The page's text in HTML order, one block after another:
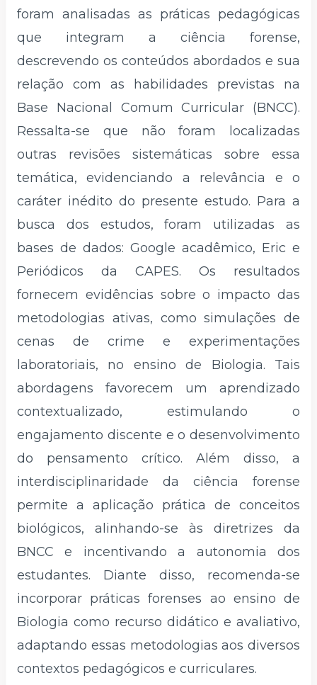
foram analisadas as práticas pedagógicas
que integram a ciência forense,
descrevendo os conteúdos abordados e sua
relação com as habilidades previstas na
Base Nacional Comum Curricular (BNCC).
Ressalta-se que não foram localizadas
outras revisões sistemáticas sobre essa
temática, evidenciando a relevância e o
caráter inédito do presente estudo. Para a
busca dos estudos, foram utilizadas as
bases de dados: Google acadêmico, Eric e
Periódicos da CAPES. Os resultados
fornecem evidências sobre o impacto das
metodologias ativas, como simulações de
cenas de crime e experimentações
laboratoriais, no ensino de Biologia. Tais
abordagens favorecem um aprendizado
contextualizado, estimulando o
engajamento discente e o desenvolvimento
do pensamento crítico. Além disso, a
interdisciplinaridade da ciência forense
permite a aplicação prática de conceitos
biológicos, alinhando-se às diretrizes da
BNCC e incentivando a autonomia dos
estudantes. Diante disso, recomenda-se
incorporar práticas forenses ao ensino de
Biologia como recurso didático e avaliativo,
adaptando essas metodologias aos diversos
contextos pedagógicos e curriculares.